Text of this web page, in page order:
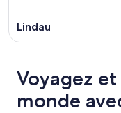
Lindau
Voyagez
monde